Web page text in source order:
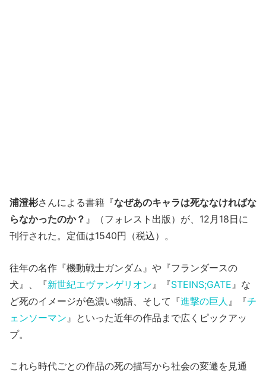
浦澄彬さんによる書籍『なぜあのキャラは死ななければな
らなかったのか？ 』（フォレスト出版）が、12月18日に
刊行された。定価は1540円（税込）。
往年の名作『機動戦士ガンダム』や『フランダースの
犬』、『新世紀エヴァンゲリオン 』『STEINS;GATE 』な
ど死のイメージが色濃い物語、そして『進撃の巨人 』『チ
ェンソーマン 』といった近年の作品まで広くピックアッ
プ。
これら時代ごとの作品の死の描写から社会の変遷を見通